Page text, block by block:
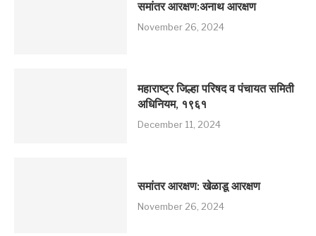
समांतर आरक्षण:अनाथ आरक्षण
November 26, 2024
महाराष्ट्र जिल्हा परिषद व पंचायत समिती
अधिनियम, १९६१
December 11, 2024
समांतर आरक्षण: खेळाडू आरक्षण
November 26, 2024